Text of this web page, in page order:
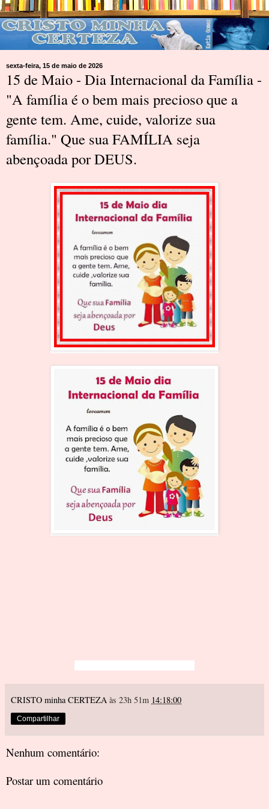
sexta-feira, 15 de maio de 2026
15 de Maio - Dia Internacional da Família -
"A família é o bem mais precioso que a
gente tem. Ame, cuide, valorize sua
família." Que sua FAMÍLIA seja
abençoada por DEUS.
CRISTO minha CERTEZA às 23h 51m 14:18:00
Compartilhar
Nenhum comentário:
Postar um comentário